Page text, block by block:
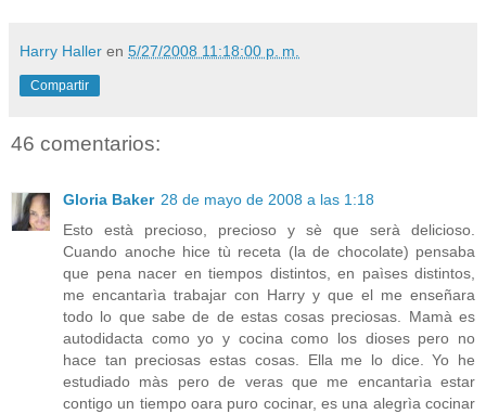
Harry Haller en 5/27/2008 11:18:00 p. m.
Compartir
46 comentarios:
Gloria Baker 28 de mayo de 2008 a las 1:18
Esto està precioso, precioso y sè que serà delicioso.
Cuando anoche hice tù receta (la de chocolate) pensaba
que pena nacer en tiempos distintos, en paìses distintos,
me encantarìa trabajar con Harry y que el me enseñara
todo lo que sabe de de estas cosas preciosas. Mamà es
autodidacta como yo y cocina como los dioses pero no
hace tan preciosas estas cosas. Ella me lo dice. Yo he
estudiado màs pero de veras que me encantarìa estar
contigo un tiempo oara puro cocinar, es una alegrìa cocinar